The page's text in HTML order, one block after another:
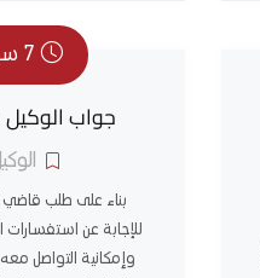
7 سبتمبر، 2015
جواب
بناء على طلب قاضي
للإجابة عن
وإمكانية التواصل